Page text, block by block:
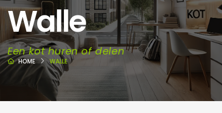
Walle
Een kot huren of delen
HOME WALLE